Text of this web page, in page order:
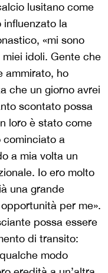
lusitano come
influenzato la
«mi sono
idoli. Gente che
ammirato, ho
che un giorno avrei
scontato possa
loro è stato come
cominciato a
a mia volta un
Io ero molto
una grande
per me».
possa essere
di transito:
modo